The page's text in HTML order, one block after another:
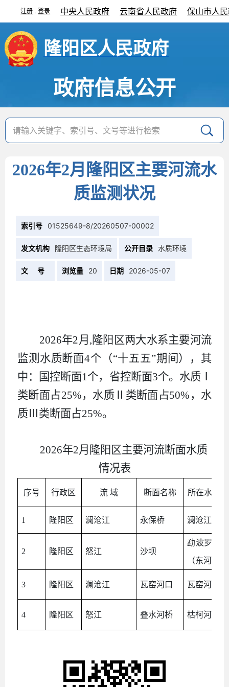
注册 登录 中央人民政府 云南省人民政府 保山市人
隆阳区人民政府
政府信息公开
2026年2月隆阳区主要河流水
质监测状况
索引号 01525649-8/20260507-00002
发文机构 隆阳区生态环境局 公开目录 水质环境
文 号 浏览量 20 日期 2026-05-07
2026年2月,隆阳区两大水系主要河流
监测水质断面4个（“十五五”期间），其
中：国控断面1个，省控断面3个。水质Ⅰ
类断面占25%，水质Ⅱ类断面占50%，水
质Ⅲ类断面占25%。
2026年2月隆阳区主要河流断面水质
情况表
序号 行政区 流 域 断面名称 所在水体
1 隆阳区 澜沧江 永保桥 澜沧江
2 隆阳区 怒江 沙坝
勐波罗河
（东河）
3 隆阳区 澜沧江 瓦窑河口 瓦窑河
4 隆阳区 怒江 叠水河桥 枯柯河